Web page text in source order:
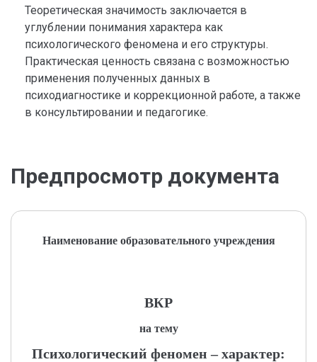
Теоретическая значимость заключается в
углублении понимания характера как
психологического феномена и его структуры.
Практическая ценность связана с возможностью
применения полученных данных в
психодиагностике и коррекционной работе, а также
в консультировании и педагогике.
Предпросмотр документа
Наименование образовательного учреждения
ВКР
на тему
Психологический феномен – характер: